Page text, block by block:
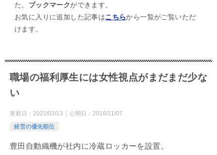
た。 ブックマークができます。
お気に入りに追加した記事はこちらから一覧がご覧いただ
けます。
職場の福利厚生には女性視点がまだまだ少な
い
更新日： 2022/02/13 公開日： 2016/11/07
経営の優先順位
豊田自動織機が社内に冷蔵ロッカーを設置。